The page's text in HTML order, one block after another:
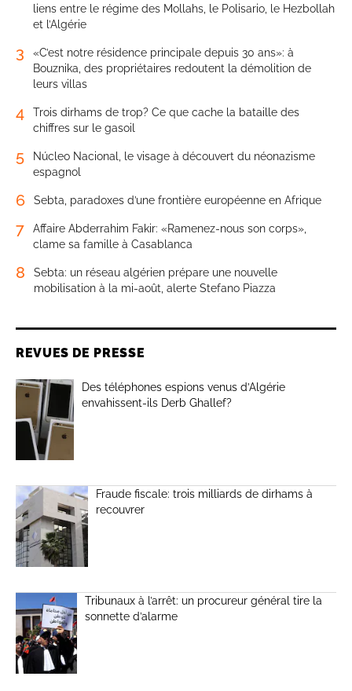
liens entre le régime des Mollahs, le Polisario, le Hezbollah
et l’Algérie
3
«C’est notre résidence principale depuis 30 ans»: à
Bouznika, des propriétaires redoutent la démolition de
leurs villas
4
Trois dirhams de trop? Ce que cache la bataille des
chiffres sur le gasoil
5
Núcleo Nacional, le visage à découvert du néonazisme
espagnol
6 Sebta, paradoxes d’une frontière européenne en Afrique
7
Affaire Abderrahim Fakir: «Ramenez-nous son corps»,
clame sa famille à Casablanca
8
Sebta: un réseau algérien prépare une nouvelle
mobilisation à la mi-août, alerte Stefano Piazza
REVUES DE PRESSE
Des téléphones espions venus d’Algérie
envahissent-ils Derb Ghallef?
Fraude fiscale: trois milliards de dirhams à
recouvrer
Tribunaux à l’arrêt: un procureur général tire la
sonnette d’alarme